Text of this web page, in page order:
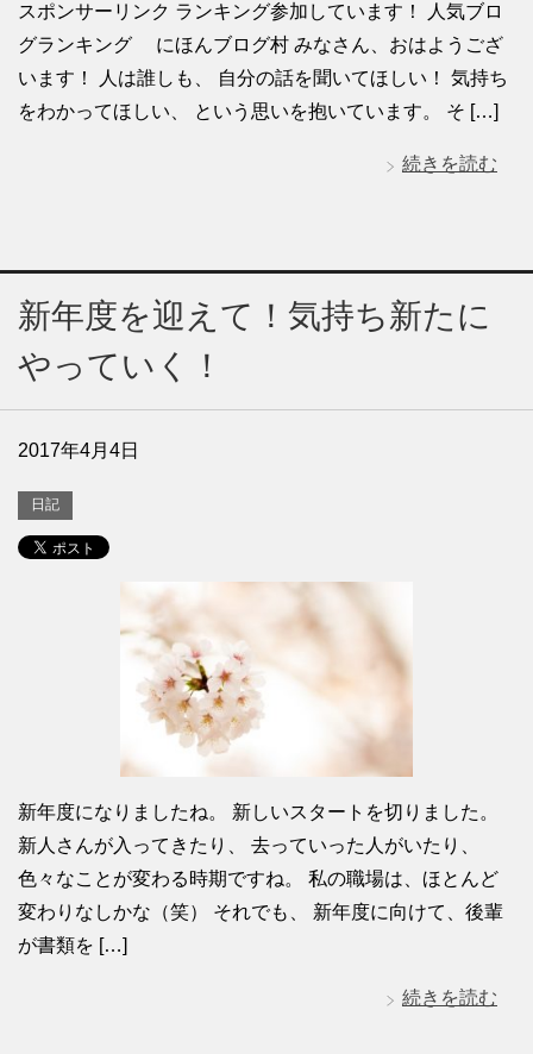
スポンサーリンク ランキング参加しています！ 人気ブロ
グランキング にほんブログ村 みなさん、おはようござ
います！ 人は誰しも、 自分の話を聞いてほしい！ 気持ち
をわかってほしい、 という思いを抱いています。 そ […]
続きを読む
新年度を迎えて！気持ち新たに
やっていく！
2017年4月4日
日記
新年度になりましたね。 新しいスタートを切りました。
新人さんが入ってきたり、 去っていった人がいたり、
色々なことが変わる時期ですね。 私の職場は、ほとんど
変わりなしかな（笑） それでも、 新年度に向けて、後輩
が書類を […]
続きを読む